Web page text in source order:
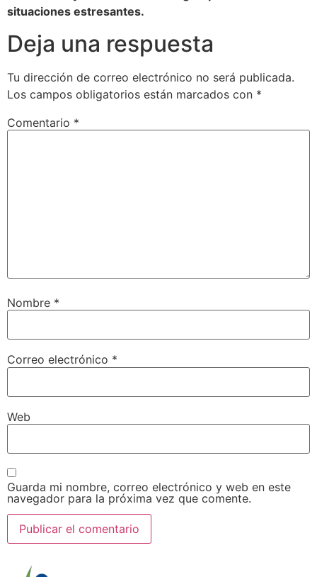
situaciones estresantes.
Deja una respuesta
Tu dirección de correo electrónico no será publicada.
Los campos obligatorios están marcados con *
Comentario *
Nombre *
Correo electrónico *
Web
Guarda mi nombre, correo electrónico y web en este
navegador para la próxima vez que comente.